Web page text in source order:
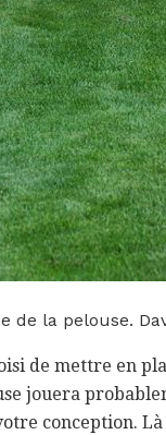
de la pelouse.
de mettre en
jouera
conception.